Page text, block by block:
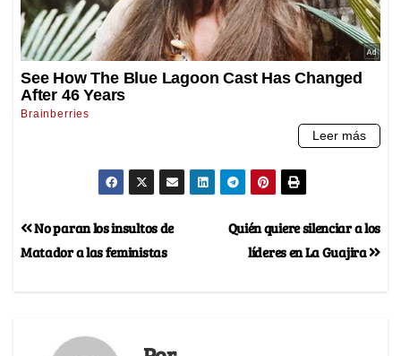
Quién quiere silenciar a los
líderes en La Guajira
No paran los insultos de
Matador a las feministas